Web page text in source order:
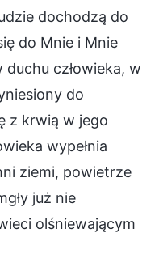
dochodzą do
do Mnie i Mnie
człowieka, w
do
z krwią w jego
wypełnia
ziemi, powietrze
już nie
olśniewającym